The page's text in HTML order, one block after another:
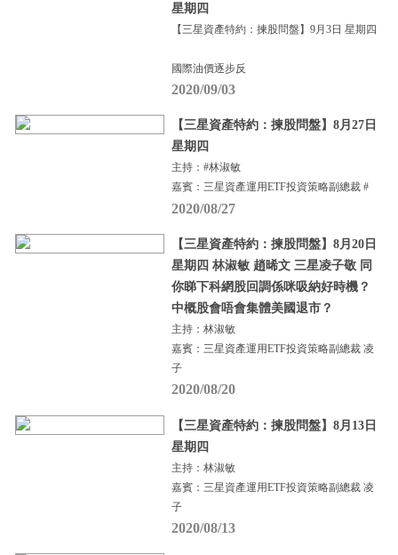
星期四
【三星資產特約：揀股問盤】9月3日 星期四
國際油價逐步反
2020/09/03
【三星資產特約：揀股問盤】8月27日
星期四
主持：#林淑敏
嘉賓：三星資產運用ETF投資策略副總裁 #
2020/08/27
【三星資產特約：揀股問盤】8月20日
星期四 林淑敏 趙晞文 三星凌子敬 同
你睇下科網股回調係咪吸納好時機？
中概股會唔會集體美國退市？
主持：林淑敏
嘉賓：三星資產運用ETF投資策略副總裁 凌
子
2020/08/20
【三星資產特約：揀股問盤】8月13日
星期四
主持：林淑敏
嘉賓：三星資產運用ETF投資策略副總裁 凌
子
2020/08/13